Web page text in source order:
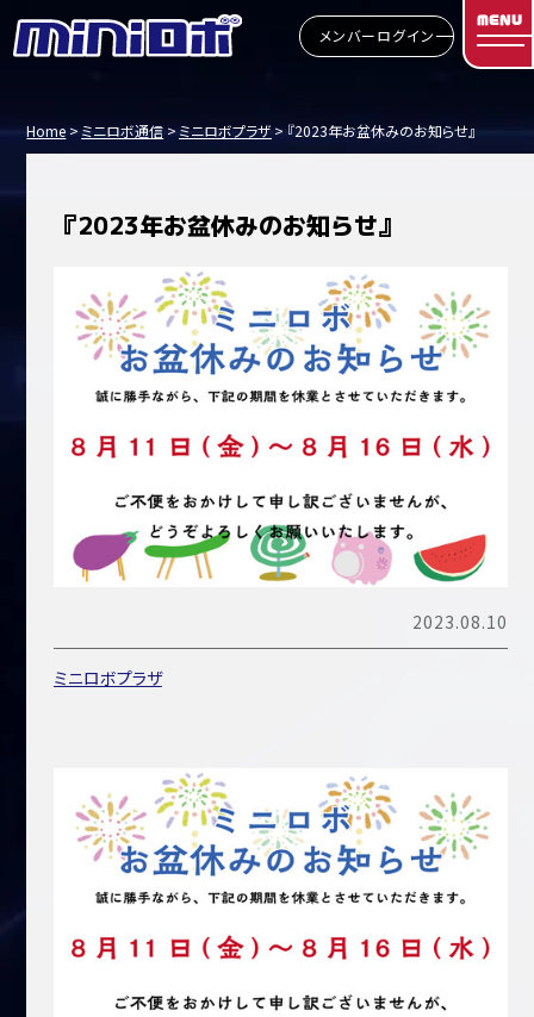
メンバーログイン
MENU
Home ミニロボ通信 ミニロボプラザ 『2023年お盆休みのお知らせ』
『2023年お盆休みのお知らせ』
2023.08.10
ミニロボプラザ